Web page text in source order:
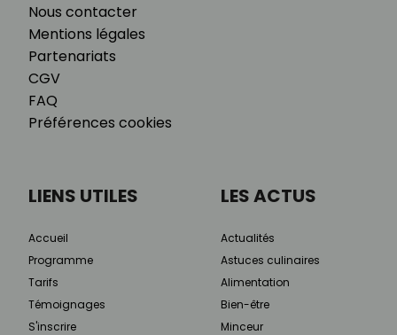
Nous contacter
Mentions légales
Partenariats
CGV
FAQ
Préférences cookies
LIENS UTILES
Accueil
Programme
Tarifs
Témoignages
S'inscrire
LES ACTUS
Actualités
Astuces culinaires
Alimentation
Bien-être
Minceur